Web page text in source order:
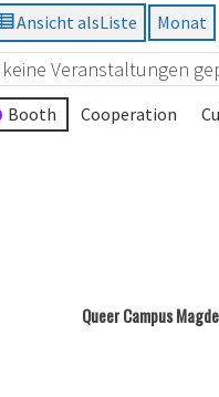
Ansicht alsListe Monat
Veranstaltungen
Booth Cooperation
Queer Campus